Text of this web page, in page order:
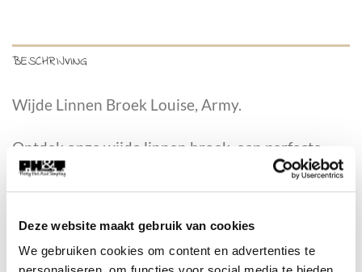
Deze website maakt gebruik van cookies
We gebruiken cookies om content en advertenties te
BESCHRIJVING
Wijde Linnen Broek Louise, Army.
Ontdek onze wijde linnen broek, een perfecte
aanvulling op je zomergarderobe. Deze broek is
ontworpen met een elastische tailleband en een
aantrekkoord voor een comfortabele en
zijkanten en de kontzakjes aan de achterkant